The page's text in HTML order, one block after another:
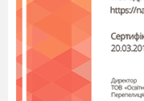
Одсіяють
7.Установіть
Підпалого та
A «…Бачиш: в гнізді
як грудочки,